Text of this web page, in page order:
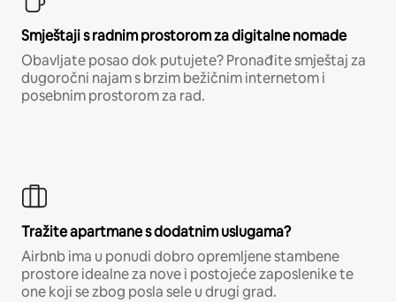
Smještaji s radnim prostorom za digitalne nomade
Obavljate posao dok putujete? Pronađite smještaj za
dugoročni najam s brzim bežičnim internetom i
posebnim prostorom za rad.
Tražite apartmane s dodatnim uslugama?
Airbnb ima u ponudi dobro opremljene stambene
prostore idealne za nove i postojeće zaposlenike te
one koji se zbog posla sele u drugi grad.